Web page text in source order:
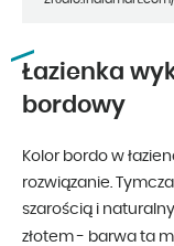
Łazienka
bordowy
Kolor bordo w
rozwiązanie.
szarością i
złotem - barwa ta